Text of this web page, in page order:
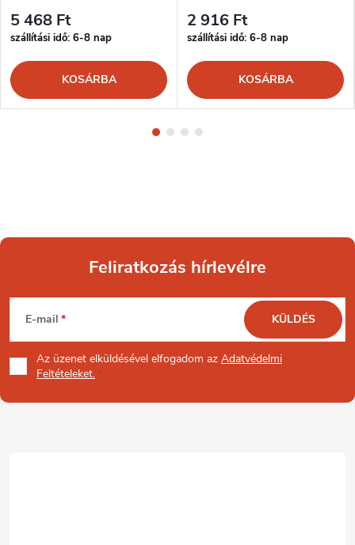
5 468 Ft
szállítási idő: 6-8 nap
KOSÁRBA
2 916 Ft
szállítási idő: 6-8 nap
KOSÁRBA
L
á
b
Feliratkozás hírlevélre
E-mail
Az üzenet elküldésével elfogadom az Adatvédelmi
Feltételeket.
KÜLDÉS